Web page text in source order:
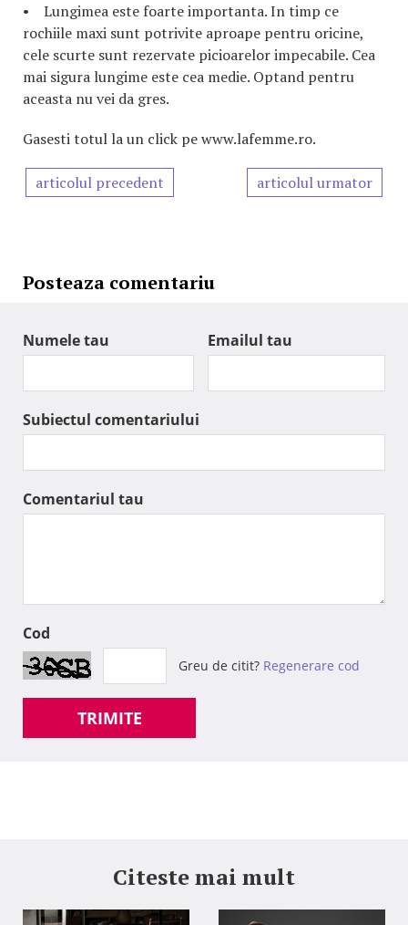
• Lungimea este foarte importanta. In timp ce
rochiile maxi sunt potrivite aproape pentru oricine,
cele scurte sunt rezervate picioarelor impecabile. Cea
mai sigura lungime este cea medie. Optand pentru
aceasta nu vei da gres.
Gasesti totul la un click pe www.lafemme.ro.
articolul precedent articolul urmator
Posteaza comentariu
Numele tau Emailul tau
Subiectul comentariului
Comentariul tau
Cod
Greu de citit? Regenerare cod
TRIMITE
Citeste mai mult